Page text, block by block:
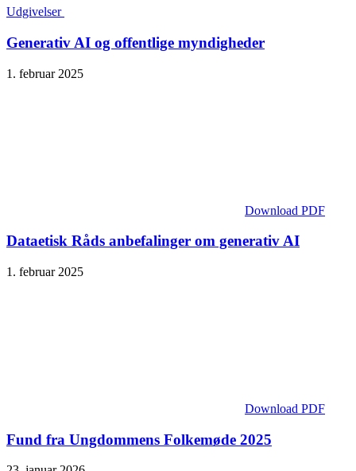
Udgivelser
Generativ AI og offentlige myndigheder
1. februar 2025
Download PDF
Dataetisk Råds anbefalinger om generativ AI
1. februar 2025
Download PDF
Fund fra Ungdommens Folkemøde 2025